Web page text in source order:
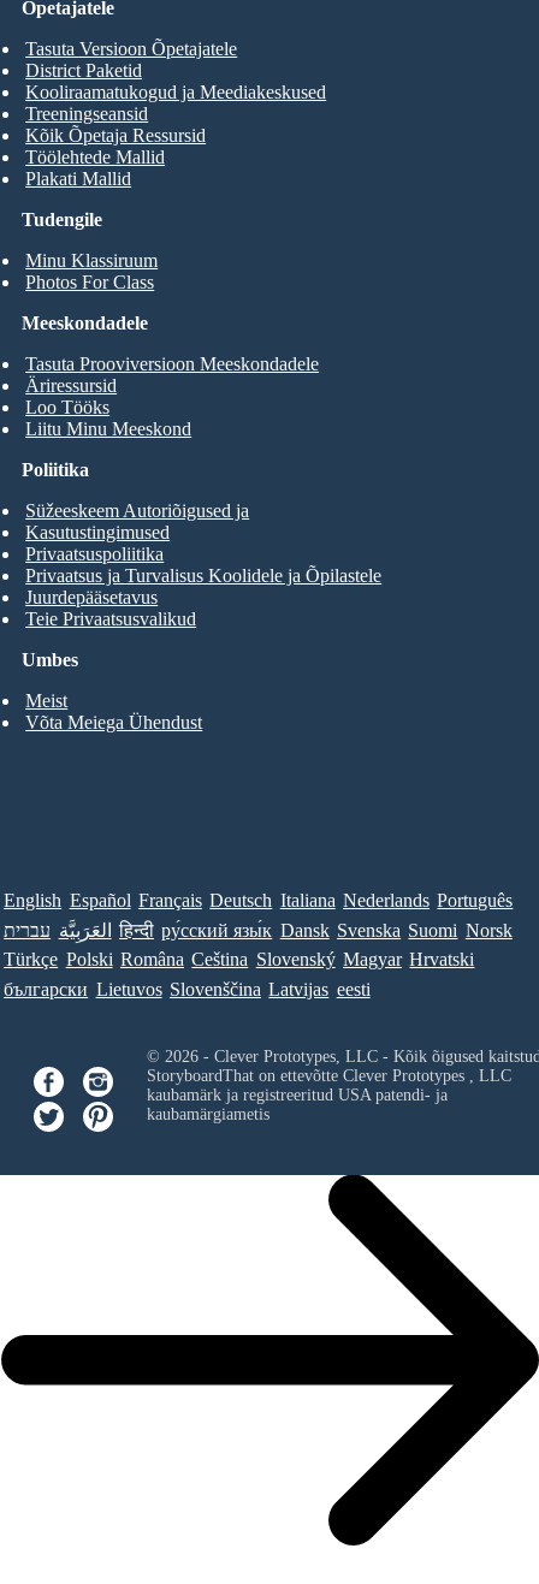
Tudengile
Minu Klassiruum
Photos For Class
Õpetajatele
Tasuta Versioon Õpetajatele
District Paketid
Kooliraamatukogud ja Meediakeskused
Treeningseansid
Kõik Õpetaja Ressursid
Töölehtede Mallid
Plakati Mallid
Meeskondadele
Tasuta Prooviversioon Meeskondadele
Äriressursid
Loo Tööks
Liitu Minu Meeskond
Umbes
Meist
Võta Meiega Ühendust
Poliitika
Süžeeskeem Autoriõigused ja
Kasutustingimused
Privaatsuspoliitika
Privaatsus ja Turvalisus Koolidele ja Õpilastele
Juurdepääsetavus
Teie Privaatsusvalikud
English Español Français Deutsch Italiana Nederlands Português
עברית العَرَبِيَّة हिन्दी ру́сский язы́к Dansk Svenska Suomi Norsk
Türkçe Polski Româna Ceština Slovenský Magyar Hrvatski
български Lietuvos Slovenščina Latvijas eesti
© 2026 - Clever Prototypes, LLC - Kõik õigused
StoryboardThat on ettevõtte Clever Prototypes , LLC
kaubamärk ja registreeritud USA patendi- ja
kaubamärgiametis